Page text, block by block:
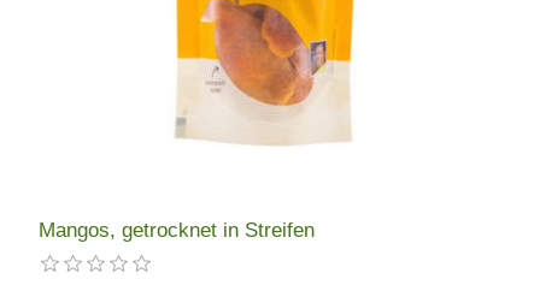
Mangos, getrocknet in Streifen